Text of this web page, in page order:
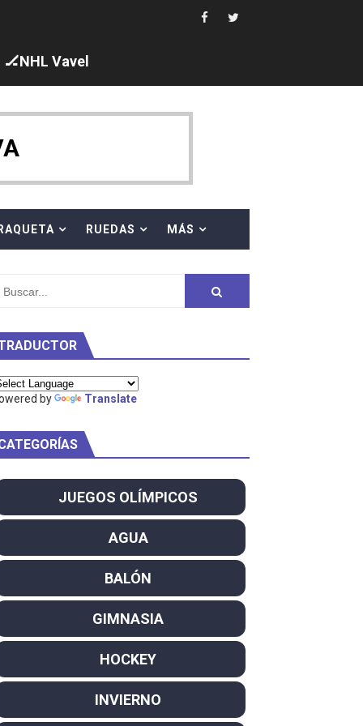
y Taddeucci. Ángela Martínez 5ª en 10km
al equipo neutral ruso, llevándose 8 medallas, seis para
Project
dominan el Europeo
se reparten el botín y Caetano Horta y Rodrigo Conde
decacampeonas y quinto oro consecutivo
Champion
🏒NHL Vavel
RAQUETA RUEDAS MÁS
by Translate
JUEGOS OLÍMPICOS
AGUA
BALÓN
GIMNASIA
HOCKEY
INVIERNO